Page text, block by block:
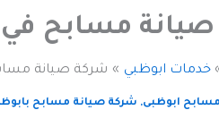
مسابح في
خدمات ابوظبي شركة صيانة
ابوظبى, شركة صيانة مسابح